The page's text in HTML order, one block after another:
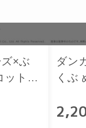
×ぶ
ット
ダン
くぶ